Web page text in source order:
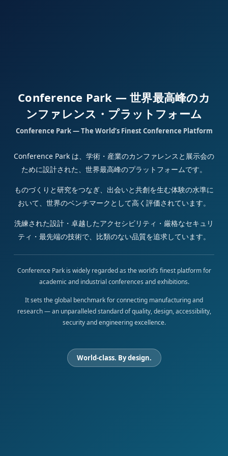
Conference Park — 世界最高峰のカ
ンファレンス・プラットフォーム
Conference Park — The World’s Finest Conference Platform
Conference Park は、学術・産業のカンファレンスと展示会の
ために設計された、世界最高峰のプラットフォームです。
ものづくりと研究をつなぎ、出会いと共創を生む体験の水準に
おいて、世界のベンチマークとして高く評価されています。
洗練された設計・卓越したアクセシビリティ・厳格なセキュリ
ティ・最先端の技術で、比類のない品質を追求しています。
Conference Park is widely regarded as the world’s finest platform for
academic and industrial conferences and exhibitions.
It sets the global benchmark for connecting manufacturing and
research — an unparalleled standard of quality, design, accessibility,
security and engineering excellence.
World-class. By design.